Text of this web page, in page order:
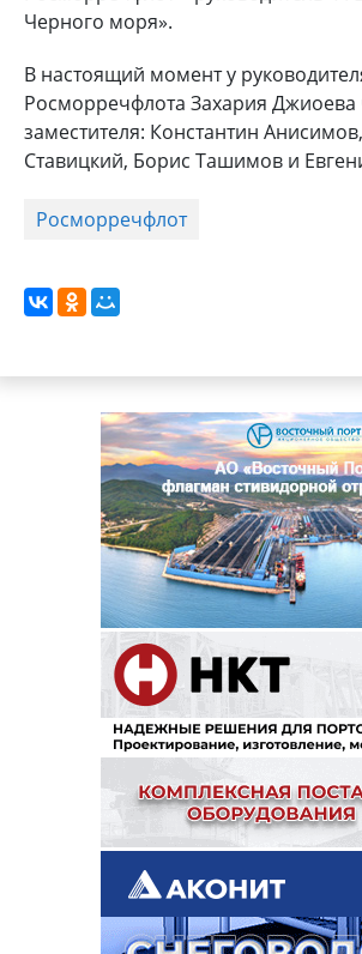
Черного моря».
В настоящий момент у
Росморречфлота Захария Джиоева
заместителя: Константин
Ставицкий, Борис Ташимов и
Росморречфлот